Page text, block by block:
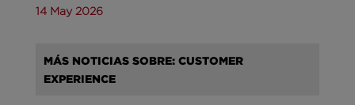
14 May 2026
MÁS NOTICIAS SOBRE: CUSTOMER
EXPERIENCE